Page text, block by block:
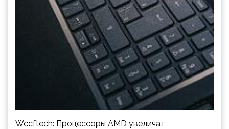
Wccftech: Процессоры AMD увеличат